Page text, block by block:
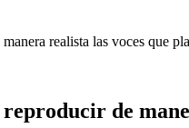
realista las voces que
de